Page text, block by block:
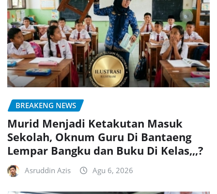
BREAKENG NEWS
Murid Menjadi Ketakutan Masuk
Sekolah, Oknum Guru Di Bantaeng
Lempar Bangku dan Buku Di Kelas,,,?
Asruddin Azis Agu 6, 2026